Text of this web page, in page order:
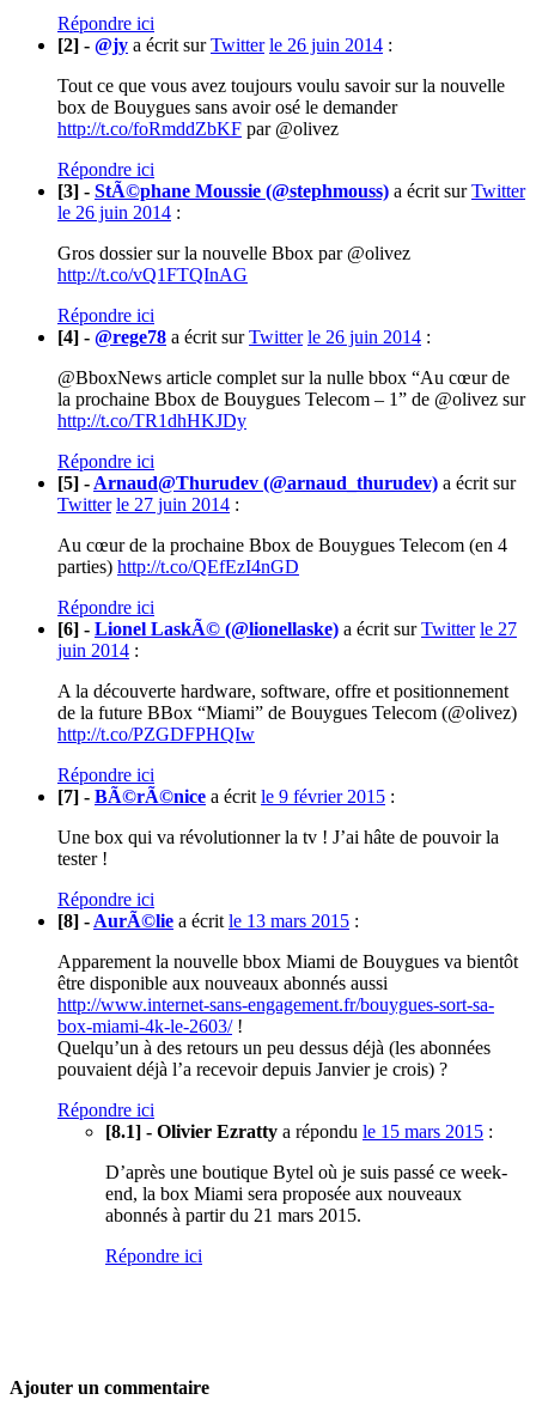
Répondre ici
[2] - @jy a écrit surTwitter le 26 juin 2014 :
Tout ce que vous avez toujours voulu savoir sur la nouvelle
box de Bouygues sans avoir osé le demander
http://t.co/foRmddZbKF par @olivez
Répondre ici
[3] - StÃ©phane Moussie (@stephmouss) a écrit surTwitter
le 26 juin 2014 :
Gros dossier sur la nouvelle Bbox par @olivez
http://t.co/vQ1FTQInAG
Répondre ici
[4] - @rege78 a écrit surTwitter le 26 juin 2014 :
@BboxNews article complet sur la nulle bbox “Au cœur de
la prochaine Bbox de Bouygues Telecom – 1” de @olivez sur
http://t.co/TR1dhHKJDy
Répondre ici
[5] - Arnaud@Thurudev (@arnaud_thurudev) a écrit sur
Twitter le 27 juin 2014 :
Au cœur de la prochaine Bbox de Bouygues Telecom (en 4
parties) http://t.co/QEfEzI4nGD
Répondre ici
[6] - Lionel LaskÃ© (@lionellaske) a écrit surTwitter le 27
juin 2014 :
A la découverte hardware, software, offre et positionnement
de la future BBox “Miami” de Bouygues Telecom (@olivez)
http://t.co/PZGDFPHQIw
Répondre ici
[7] - BÃ©rÃ©nice a écrit le 9 février 2015 :
Une box qui va révolutionner la tv ! J’ai hâte de pouvoir la
tester !
Répondre ici
[8] - AurÃ©lie a écrit le 13 mars 2015 :
Apparement la nouvelle bbox Miami de Bouygues va bientôt
être disponible aux nouveaux abonnés aussi
http://www.internet-sans-engagement.fr/bouygues-sort-sa-
box-miami-4k-le-2603/!
Quelqu’un à des retours un peu dessus déjà (les abonnées
pouvaient déjà l’a recevoir depuis Janvier je crois) ?
Répondre ici
[8.1] - Olivier Ezratty a répondu le 15 mars 2015 :
D’après une boutique Bytel où je suis passé ce week-
end, la box Miami sera proposée aux nouveaux
abonnés à partir du 21 mars 2015.
Répondre ici
Ajouter un commentaire